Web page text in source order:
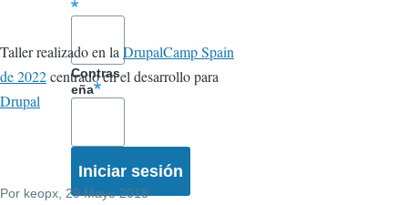
Taller realizado en laDrupalCamp Spain
de 2022centrado en el desarrollo para
Drupal
Por keopx, 29 Mayo 2018
Contras
eña